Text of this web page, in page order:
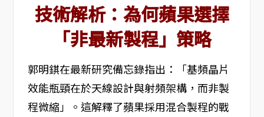
技術解析：為何蘋果選擇
「非最新製程」策略
郭明錤在最新研究備忘錄指出：「基頻晶片
效能瓶頸在於天線設計與射頻架構，而非製
程微縮」。這解釋了蘋果採用混合製程的戰